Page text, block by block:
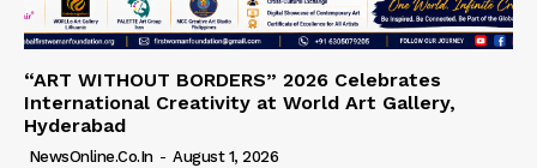
“ART WITHOUT BORDERS” 2026 Celebrates
International Creativity at World Art Gallery,
Hyderabad
NewsOnline.co.in - August 1, 2026